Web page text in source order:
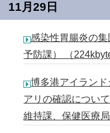
11月29日
感染性胃腸炎の
予防課） （
博多港アイラン
アリの確認につい
維持課、保健医療